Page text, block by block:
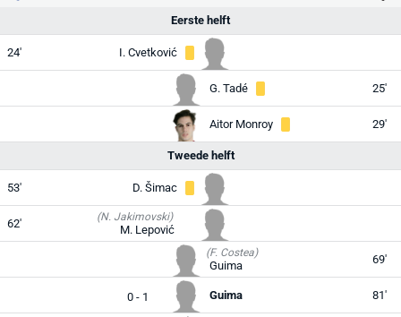
Eerste helft
24' I. Cvetković
G. Tadé 25'
Aitor Monroy 29'
Tweede helft
53' D. Šimac
62' (N. Jakimovski)
M. Lepović
(F. Costea)
Guima 69'
0 - 1 Guima 81'